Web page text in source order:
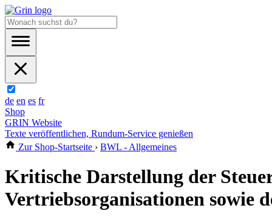
de en es fr
Shop
GRIN Website
Texte veröffentlichen, Rundum-Service genießen
Zur Shop-Startseite › BWL - Allgemeines
Kritische Darstellung der
Vertriebsorganisationen sowie